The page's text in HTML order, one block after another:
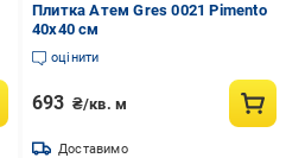
Плитка Атем Gres 0021 Pimento
40x40 см
оцінити
693 ₴/кв. м
Доставимо